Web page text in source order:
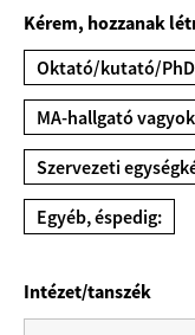
Kérem, hozzanak
Oktató/kutató/
MA-hallgató vagyok
Szervezeti
Egyéb, éspedig:
Intézet/tanszék